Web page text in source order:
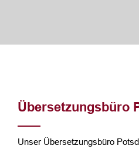
Übersetzungsbüro
Unser Übersetzungsbüro